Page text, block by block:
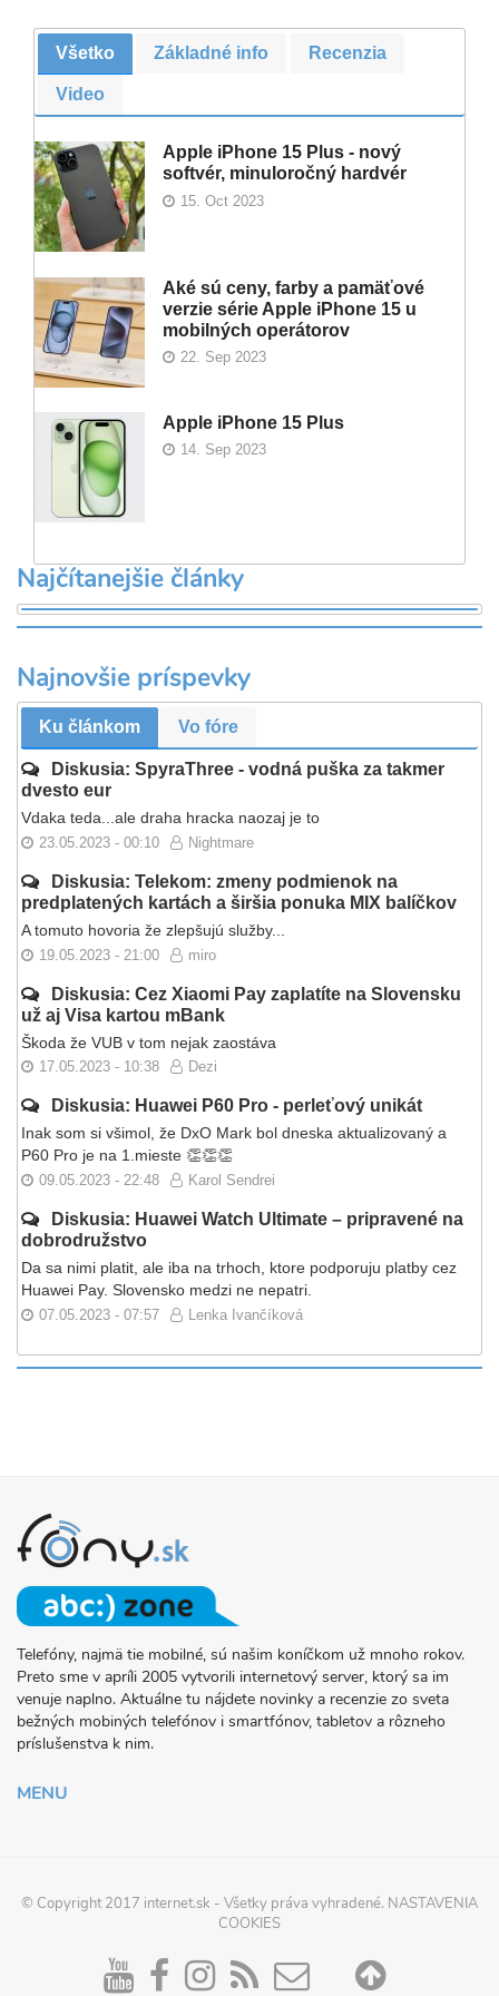
Všetko Základné info Recenzia
Video
Apple iPhone 15 Plus - nový
softvér, minuloročný hardvér
15. Oct 2023
Aké sú ceny, farby a pamäťové
verzie série Apple iPhone 15 u
mobilných operátorov
22. Sep 2023
Apple iPhone 15 Plus
14. Sep 2023
Najčítanejšie články
Najnovšie príspevky
Ku článkom Vo fóre
Diskusia: SpyraThree - vodná puška za takmer
dvesto eur
Vdaka teda...ale draha hracka naozaj je to
23.05.2023 - 00:10 Nightmare
Diskusia: Telekom: zmeny podmienok na
predplatených kartách a širšia ponuka MIX balíčkov
A tomuto hovoria že zlepšujú služby...
19.05.2023 - 21:00 miro
Diskusia: Cez Xiaomi Pay zaplatíte na Slovensku
už aj Visa kartou mBank
Škoda že VUB v tom nejak zaostáva
17.05.2023 - 10:38 Dezi
Diskusia: Huawei P60 Pro - perleťový unikát
Inak som si všimol, že DxO Mark bol dneska aktualizovaný a
P60 Pro je na 1.mieste 👏👏👏
09.05.2023 - 22:48 Karol Sendrei
Diskusia: Huawei Watch Ultimate – pripravené na
dobrodružstvo
Da sa nimi platit, ale iba na trhoch, ktore podporuju platby cez
Huawei Pay. Slovensko medzi ne nepatri.
07.05.2023 - 07:57 Lenka Ivančíková
O
PROJEKTE
FONY.SK
Telefóny, najmä tie mobilné, sú našim koníčkom už mnoho rokov.
Preto sme v apríli 2005 vytvorili internetový server, ktorý sa im
venuje naplno. Aktuálne tu nájdete novinky a recenzie zo sveta
bežných mobiných telefónov i smartfónov, tabletov a rôzneho
príslušenstva k nim.
MENU
© Copyright 2017 internet.sk - Všetky práva vyhradené. NASTAVENIA
COOKIES